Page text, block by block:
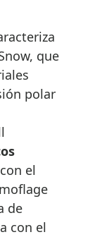
que
polar
con el
de
con el